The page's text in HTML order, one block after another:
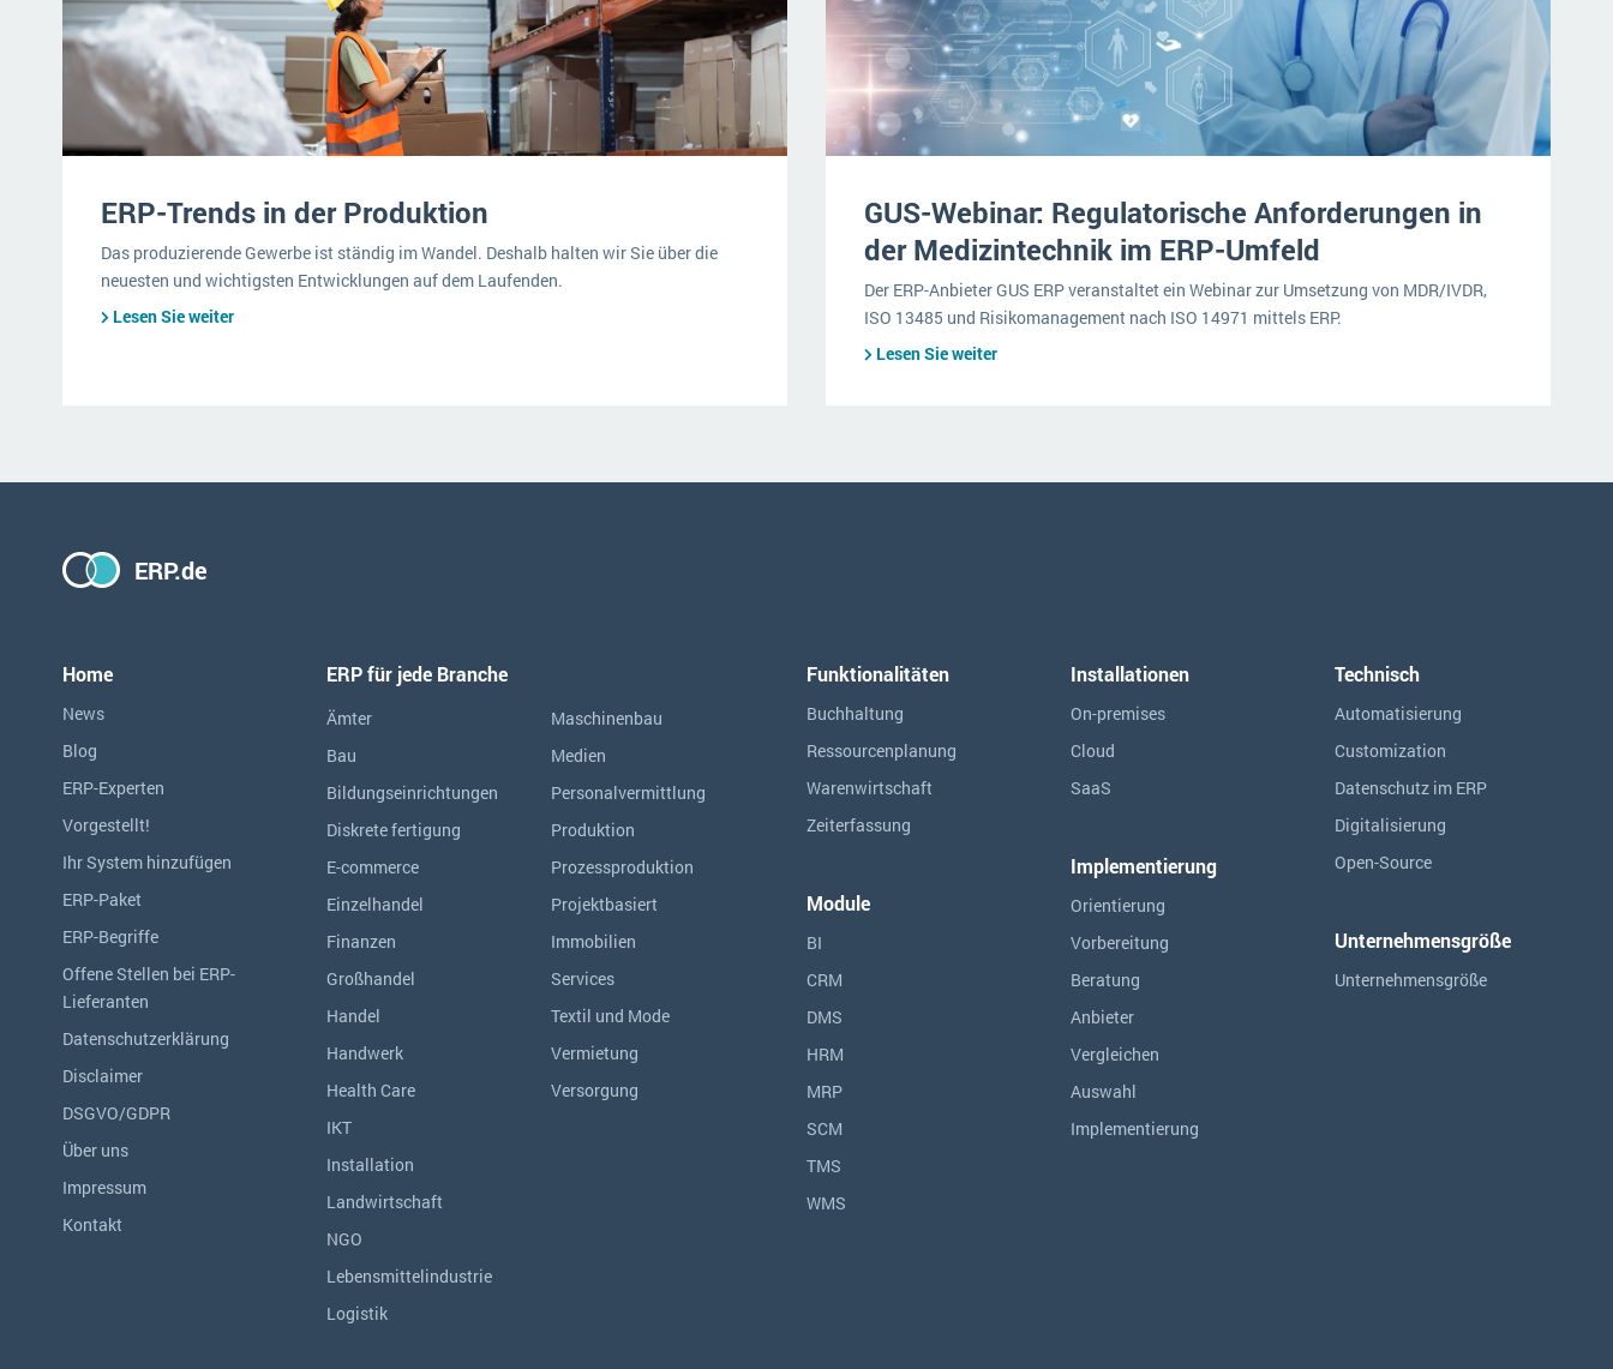
ERP-Trends in der Produktion
Das produzierende Gewerbe ist ständig im Wandel. Deshalb halten wir Sie über die
neuesten und wichtigsten Entwicklungen auf dem Laufenden.
Lesen Sie weiter
GUS-Webinar: Regulatorische Anforderungen in
der Medizintechnik im ERP-Umfeld
Der ERP-Anbieter GUS ERP veranstaltet ein Webinar zur Umsetzung von MDR/IVDR,
ISO 13485 und Risikomanagement nach ISO 14971 mittels ERP.
Lesen Sie weiter
ERP.de
Home
News
Blog
ERP-Experten
Vorgestellt!
Ihr System hinzufügen
ERP-Paket
ERP-Begriffe
Offene Stellen bei ERP-
Lieferanten
Datenschutzerklärung
Disclaimer
DSGVO/GDPR
Über uns
Impressum
Kontakt
ERP für jede Branche
Ämter
Bau
Bildungseinrichtungen
Diskrete fertigung
E-commerce
Einzelhandel
Finanzen
Großhandel
Handel
Handwerk
Health Care
IKT
Installation
Landwirtschaft
NGO
Lebensmittelindustrie
Logistik
Maschinenbau
Medien
Personalvermittlung
Produktion
Prozessproduktion
Projektbasiert
Immobilien
Services
Textil und Mode
Vermietung
Versorgung
Funktionalitäten
Buchhaltung
Ressourcen­planung
Warenwirtschaft
Zeiterfassung
Module
BI
CRM
DMS
HRM
MRP
SCM
TMS
WMS
Installationen
On-premises
Cloud
SaaS
Implementierung
Orientierung
Vorbereitung
Beratung
Anbieter
Vergleichen
Auswahl
Implementierung
Technisch
Automatisierung
Customization
Datenschutz im ERP
Digitalisierung
Open-Source
Unternehmensgröße
Unternehmensgröße